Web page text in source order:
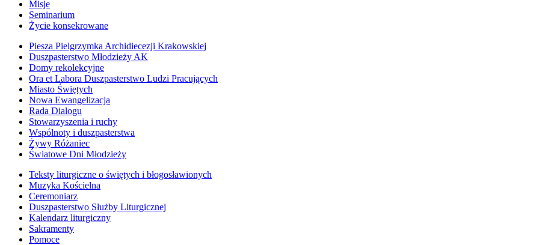
Misje
Seminarium
Życie konsekrowane
Piesza Pielgrzymka Archidiecezji Krakowskiej
Duszpasterstwo Młodzieży AK
Domy rekolekcyjne
Ora et Labora Duszpasterstwo Ludzi Pracujących
Miasto Świętych
Nowa Ewangelizacja
Rada Dialogu
Stowarzyszenia i ruchy
Wspólnoty i duszpasterstwa
Żywy Różaniec
Światowe Dni Młodzieży
Teksty liturgiczne o świętych i błogosławionych
Muzyka Kościelna
Ceremoniarz
Duszpasterstwo Służby Liturgicznej
Kalendarz liturgiczny
Sakramenty
Pomoce